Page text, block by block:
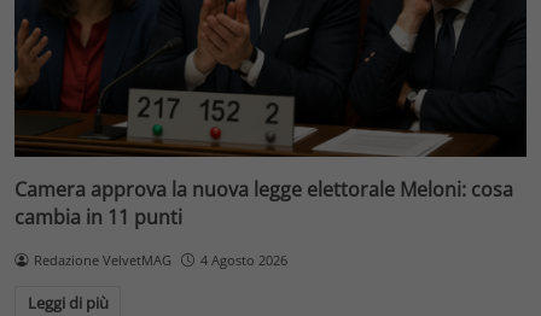
Camera approva la nuova legge elettorale Meloni: cosa
cambia in 11 punti
Redazione VelvetMAG 4 Agosto 2026
Leggi di più